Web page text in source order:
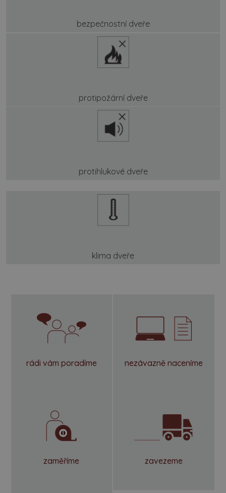
bezpečnostní dveře
protipožární dveře
protihlukové dveře
klima dveře
rádi vám poradíme nezávazně naceníme
zaměříme zavezeme